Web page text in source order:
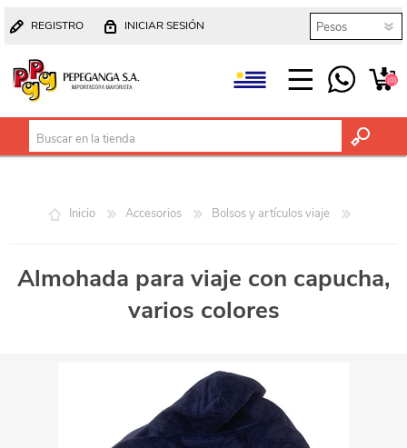
REGISTRO INICIAR SESIÓN
(0)
Inicio Accesorios Bolsos y artículos viaje
Almohada para viaje con capucha,
varios colores